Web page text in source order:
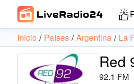
Inicio Países Argentina La
Red
92.1 FM